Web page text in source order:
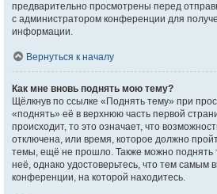
предварительно просмотрены перед
с администратором конференции для
информации.
Вернуться к началу
Как мне вновь поднять мою тему?
Щёлкнув по ссылке «Поднять тему» при
«поднять» её в верхнюю часть первой
происходит, то это означает, что
отключена, или время, которое должно
темы, ещё не прошло. Также можно поднять
неё, однако удостоверьтесь, что тем самым
конференции, на которой находитесь.